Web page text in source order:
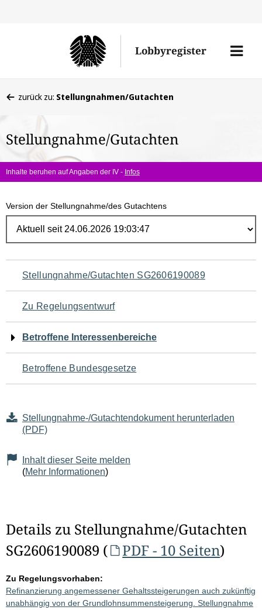
Lobbyregister
Menü
befinden
hier:
zurück zu: Stellungnahmen/Gutachten
Stellungnahme/Gutachten
Inhalte beruhen auf Angaben der IV - Infos
Version der Stellungnahme/des Gutachtens
Navigation
für
den
Seiteninhalt
Stellungnahme/Gutachten SG2606190089
Zu Regelungsentwurf
Betroffene Interessenbereiche
Betroffene Bundesgesetze
Stellungnahme-/Gutachtendokument herunterladen
(PDF)
Inhalt dieser Seite melden
(Mehr Informationen)
Details zu Stellungnahme/Gutachten
SG2606190089 (
PDF - 10 Seiten)
Zu Regelungsvorhaben:
Refinanzierung angemessener Gehaltssteigerungen auch zukünftig
unabhängig von der Grundlohnsummensteigerung. Stellungnahme